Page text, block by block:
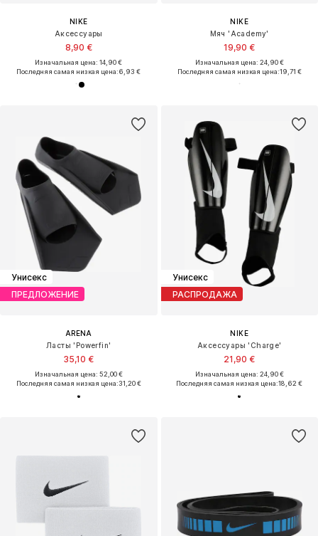
NIKE
Аксессуары
8,90 €
Изначальная цена: 14,90 €
Последняя самая низкая цена:6,93 €
NIKE
Мяч 'Academy'
19,90 €
Изначальная цена: 24,90 €
Последняя самая низкая цена:19,71 €
Унисекс
ПРЕДЛОЖЕНИЕ
ARENA
Ласты 'Powerfin'
35,10 €
Изначальная цена: 52,00 €
Последняя самая низкая цена:31,20 €
Унисекс
РАСПРОДАЖА
NIKE
Аксессуары 'Charge'
21,90 €
Изначальная цена: 24,90 €
Последняя самая низкая цена:18,62 €